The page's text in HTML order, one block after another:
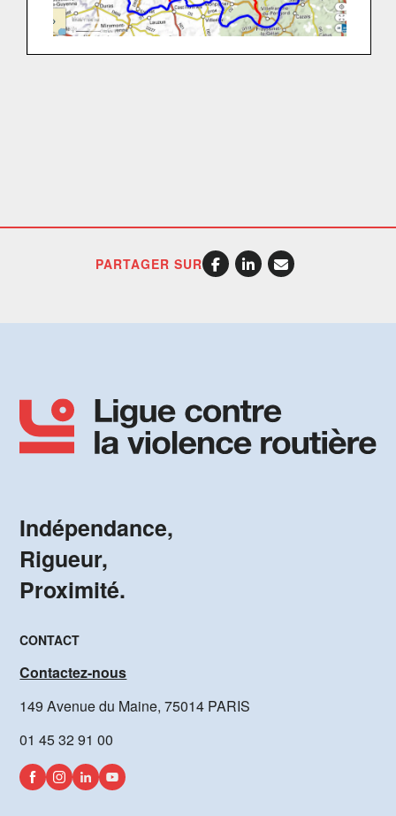
PARTAGER SUR
Indépendance,
Rigueur,
Proximité.
CONTACT
Contactez-nous
149 Avenue du Maine, 75014 PARIS
01 45 32 91 00